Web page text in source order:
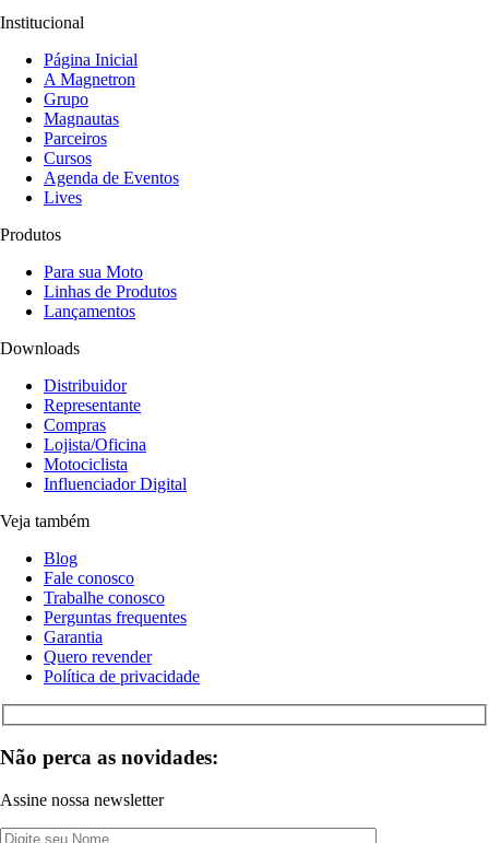
Institucional
Página Inicial
A Magnetron
Grupo
Magnautas
Parceiros
Cursos
Agenda de Eventos
Lives
Produtos
Para sua Moto
Linhas de Produtos
Lançamentos
Downloads
Distribuidor
Representante
Compras
Lojista/Oficina
Motociclista
Influenciador Digital
Veja também
Blog
Fale conosco
Trabalhe conosco
Perguntas frequentes
Garantia
Quero revender
Política de privacidade
Não perca as novidades:
Assine nossa newsletter